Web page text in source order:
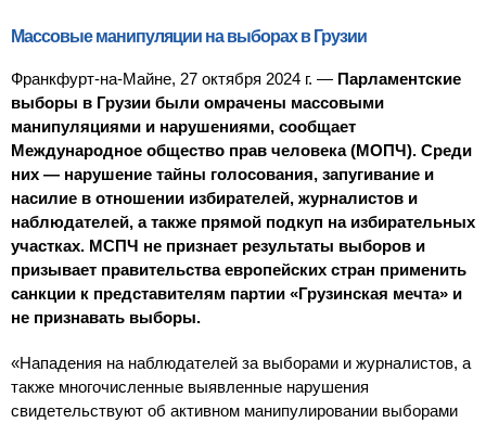
Массовые манипуляции на выборах в Грузии
Франкфурт-на-Майне, 27 октября 2024 г. — Парламентские
выборы в Грузии были омрачены массовыми
манипуляциями и нарушениями, сообщает
Международное общество прав человека (МОПЧ). Среди
них — нарушение тайны голосования, запугивание и
насилие в отношении избирателей, журналистов и
наблюдателей, а также прямой подкуп на избирательных
участках. МСПЧ не признает результаты выборов и
призывает правительства европейских стран применить
санкции к представителям партии «Грузинская мечта» и
не признавать выборы.
«Нападения на наблюдателей за выборами и журналистов, а
также многочисленные выявленные нарушения
свидетельствуют об активном манипулировании выборами